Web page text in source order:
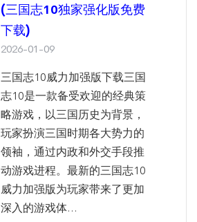
(三国志10独家强化版免费
下载)
2026-01-09
三国志10威力加强版下载三国
志10是一款备受欢迎的经典策
略游戏，以三国历史为背景，
玩家扮演三国时期各大势力的
领袖，通过内政和外交手段推
动游戏进程。最新的三国志10
威力加强版为玩家带来了更加
深入的游戏体...